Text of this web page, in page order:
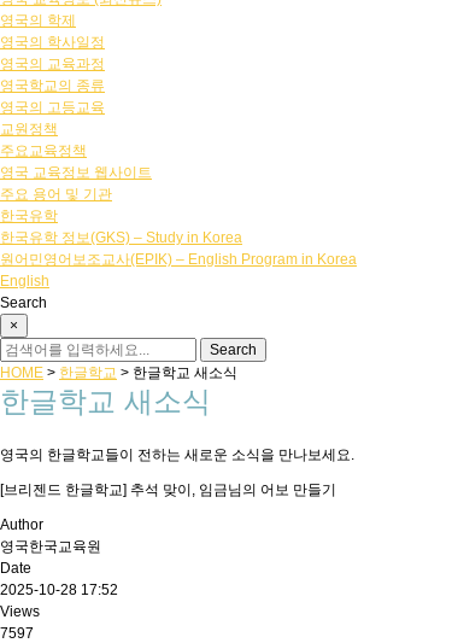
영국의 학제
영국의 학사일정
영국의 교육과정
영국학교의 종류
영국의 고등교육
교원정책
주요교육정책
영국 교육정보 웹사이트
주요 용어 및 기관
한국유학
한국유학 정보(GKS) – Study in Korea
원어민영어보조교사(EPIK) – English Program in Korea
English
Search
×
HOME > 한글학교 > 한글학교 새소식
한글학교 새소식
영국의 한글학교들이 전하는 새로운 소식을 만나보세요.
[브리젠드 한글학교] 추석 맞이, 임금님의 어보 만들기
Author
영국한국교육원
Date
2025-10-28 17:52
Views
7597